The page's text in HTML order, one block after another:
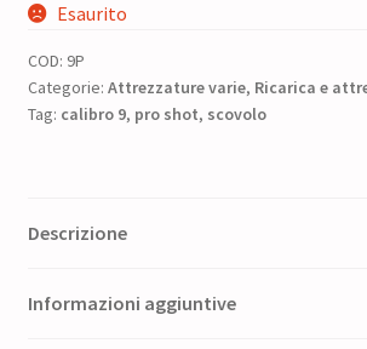
Esaurito
COD: 9P
Categorie: Attrezzature varie, Ricarica e
Tag: calibro 9, pro shot, scovolo
Descrizione
Informazioni aggiuntive